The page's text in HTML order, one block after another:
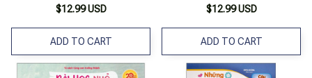
$12.99 USD
ADD TO CART
(tái Bản 2019)
$12.99 USD
ADD TO CART